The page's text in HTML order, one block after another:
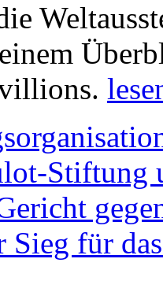
Stiftung
Sieg für